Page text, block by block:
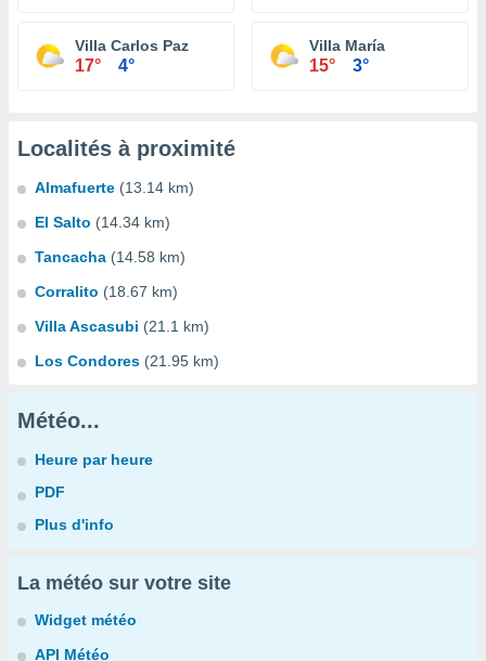
Villa Carlos Paz
17° 4°
Villa María
15° 3°
Localités à proximité
Almafuerte (13.14 km)
El Salto (14.34 km)
Tancacha (14.58 km)
Corralito (18.67 km)
Villa Ascasubi (21.1 km)
Los Condores (21.95 km)
Météo...
Heure par heure
PDF
Plus d'info
La météo sur votre site
Widget météo
API Météo